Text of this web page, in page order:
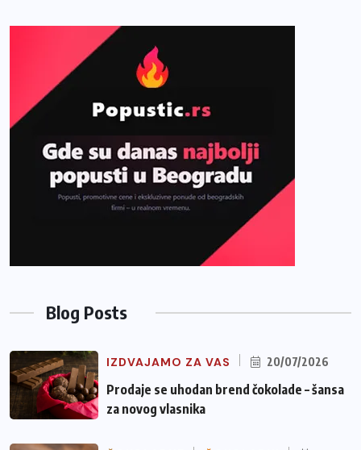
Blog Posts
IZDVAJAMO ZA VAS 20/07/2026
Prodaje se uhodan brend čokolade – šansa
za novog vlasnika